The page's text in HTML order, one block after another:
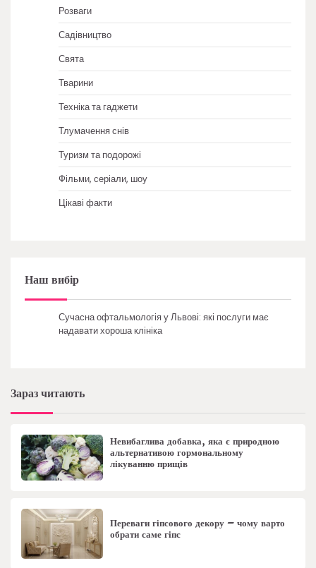
Розваги
Садівництво
Свята
Тварини
Техніка та гаджети
Тлумачення снів
Туризм та подорожі
Фільми, серіали, шоу
Цікаві факти
Наш вибір
Сучасна офтальмологія у Львові: які послуги має
надавати хороша клініка
Зараз читають
Невибаглива добавка, яка є природною
альтернативою гормональному
лікуванню прищів
Переваги гіпсового декору – чому варто
обрати саме гіпс